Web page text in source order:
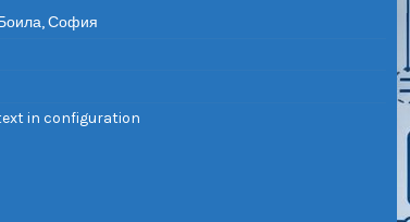
София
in configuration